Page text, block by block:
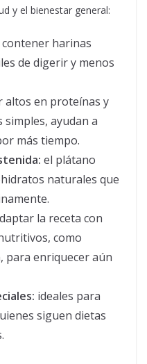
y el bienestar general:
harinas
de digerir y menos
altos en proteínas y
ayudan a
más tiempo.
el plátano
naturales que
la receta con
como
para enriquecer aún
ideales para
siguen dietas